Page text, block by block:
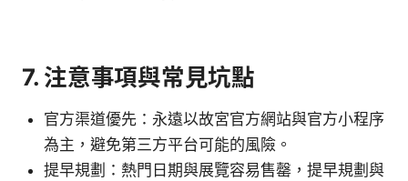
7. 注意事項與常見坑點
官方渠道優先：永遠以故宮官方網站與官方小程序
為主，避免第三方平台可能的風險。
提早規劃：熱門日期與展覽容易售罄，提早規劃與